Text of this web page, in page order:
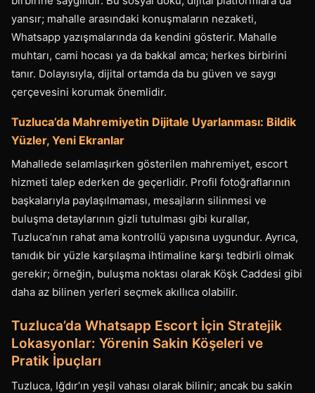
yansır; mahalle arasındaki konuşmaların nezaketi,
Whatsapp yazışmalarında da kendini gösterir. Mahalle
muhtarı, cami hocası ya da bakkal amca; herkes birbirini
tanır. Dolayısıyla, dijital ortamda da bu güven ve saygı
çerçevesini korumak önemlidir.
Tuzluca’da Mahremiyetin Dijitale Uyarlanması: Bildik
Yüzler, Yeni Ekranlar
Mahallede selamlaşırken gösterilen mahremiyet, escort
hizmeti talep ederken de geçerlidir. Profil fotoğraflarının
başkalarıyla paylaşılmaması, mesajların silinmesi ve
buluşma detaylarının gizli tutulması gibi kurallar,
Tuzluca’nın rahat ama kontrollü yapısına uygundur. Ayrıca,
tanıdık bir yüzle karşılaşma ihtimaline karşı tedbirli olmak
gerekir; örneğin, buluşma noktası olarak Köşk Caddesi gibi
daha az bilinen yerleri seçmek akıllıca olabilir.
Tuzluca’da Whatsapp Escort İçin Stratejik
Lokasyonlar: Yörenin Sakin Köşeleri ve
Pratik İpuçları
Tuzluca, Iğdır’ın yeşil vahası olarak bilinir; ancak bu sakin